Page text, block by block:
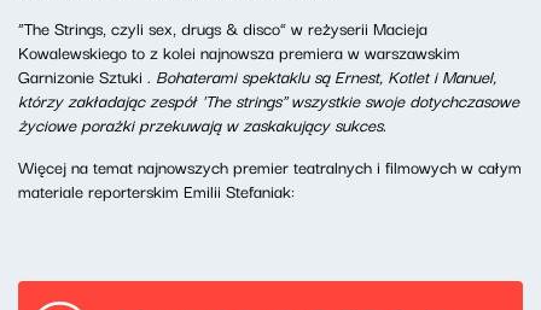
“The Strings, czyli sex, drugs & disco” w reżyserii Macieja
Kowalewskiego to z kolei najnowsza premiera w warszawskim
Garnizonie Sztuki . Bohaterami spektaklu są Ernest, Kotlet i Manuel,
którzy zakładając zespół 'The strings" wszystkie swoje dotychczasowe
życiowe porażki przekuwają w zaskakujący sukces.
Więcej na temat najnowszych premier teatralnych i filmowych w całym
materiale reporterskim Emilii Stefaniak: